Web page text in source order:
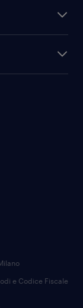
e Codice Fiscale